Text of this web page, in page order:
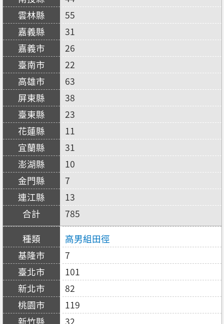
55
31
26
22
63
38
23
11
31
10
7
13
785
高男組田徑
7
101
82
119
32